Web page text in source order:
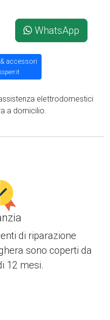
WhatsApp
accessori
elettrodomestici
a domicilio.
di riparazione
sono coperti da
12 mesi.